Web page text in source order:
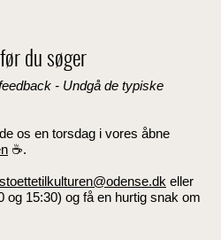
du søger
- Undgå de typiske
os en torsdag i vores åbne
☕️.
stoettetilkulturen@odense.dk eller
og 15:30) og få en hurtig snak om